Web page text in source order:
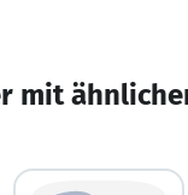
mit